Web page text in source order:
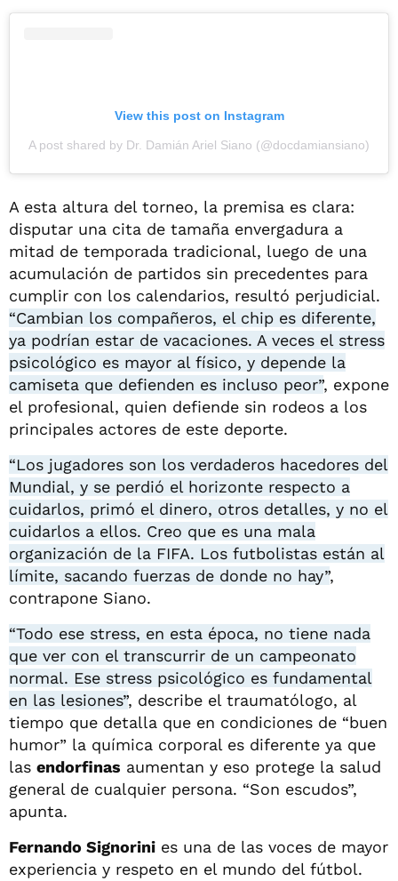
View this post on Instagram
A post shared by Dr. Damián Ariel Siano (@docdamiansiano)
A esta altura del torneo, la premisa es clara:
disputar una cita de tamaña envergadura a
mitad de temporada tradicional, luego de una
acumulación de partidos sin precedentes para
cumplir con los calendarios, resultó perjudicial.
“Cambian los compañeros, el chip es diferente,
ya podrían estar de vacaciones. A veces el stress
psicológico es mayor al físico, y depende la
camiseta que defienden es incluso peor”, expone
el profesional, quien defiende sin rodeos a los
principales actores de este deporte.
“Los jugadores son los verdaderos hacedores del
Mundial, y se perdió el horizonte respecto a
cuidarlos, primó el dinero, otros detalles, y no el
cuidarlos a ellos. Creo que es una mala
organización de la FIFA. Los futbolistas están al
límite, sacando fuerzas de donde no hay”,
contrapone Siano.
“Todo ese stress, en esta época, no tiene nada
que ver con el transcurrir de un campeonato
normal. Ese stress psicológico es fundamental
en las lesiones”, describe el traumatólogo, al
tiempo que detalla que en condiciones de “buen
humor” la química corporal es diferente ya que
las endorfinas aumentan y eso protege la salud
general de cualquier persona. “Son escudos”,
apunta.
Fernando Signorini es una de las voces de mayor
experiencia y respeto en el mundo del fútbol.